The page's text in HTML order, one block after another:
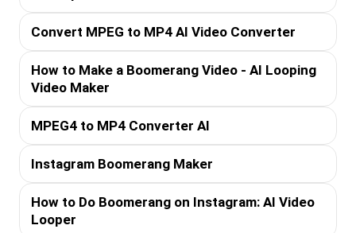
Convert MPEG to MP4 AI Video Converter
How to Make a Boomerang Video - AI Looping
Video Maker
MPEG4 to MP4 Converter AI
Instagram Boomerang Maker
How to Do Boomerang on Instagram: AI Video
Looper